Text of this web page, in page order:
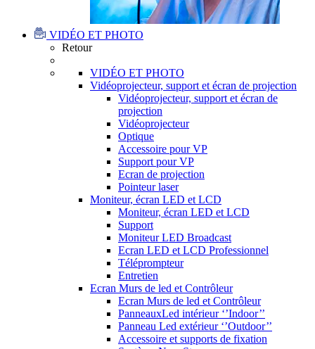
VIDÉO ET PHOTO
Retour
VIDÉO ET PHOTO
Vidéoprojecteur, support et écran de projection
Vidéoprojecteur, support et écran de
projection
Vidéoprojecteur
Optique
Accessoire pour VP
Support pour VP
Ecran de projection
Pointeur laser
Moniteur, écran LED et LCD
Moniteur, écran LED et LCD
Support
Moniteur LED Broadcast
Ecran LED et LCD Professionnel
Téléprompteur
Entretien
Ecran Murs de led et Contrôleur
Ecran Murs de led et Contrôleur
PanneauxLed intérieur ‘’Indoor’’
Panneau Led extérieur ‘’Outdoor’’
Accessoire et supports de fixation